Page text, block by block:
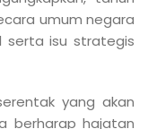
umum negara
serta isu strategis
yang akan
berharap hajatan